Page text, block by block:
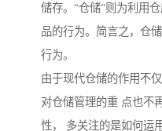
储存。“仓储”则为利用
品的行为。简言之，仓
行为。
由于现代仓储的作用不
对仓储管理的重 点也不
性， 多关注的是如何运